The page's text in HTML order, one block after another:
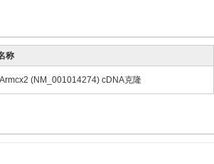
称
(NM_001014274) cDNA克隆